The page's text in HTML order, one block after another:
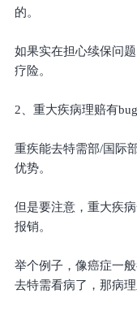
的。
如果实在担心续保问
疗险。
2、重大疾病理赔有bug
重疾能去特需部/国际
优势。
但是要注意，重大疾
报销。
举个例子，像癌症一
去特需看病了，那病